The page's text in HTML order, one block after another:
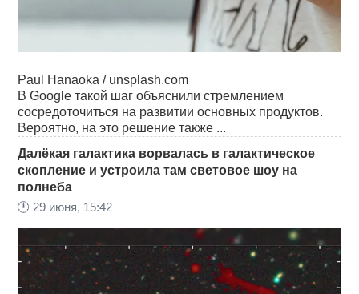
Paul Hanaoka / unsplash.com
В Google такой шаг объяснили стремлением
сосредоточиться на развитии основных продуктов.
Вероятно, на это решение также ...
Далёкая галактика ворвалась в галактическое
скопление и устроила там световое шоу на
полнеба
🕛 29 июня, 15:42